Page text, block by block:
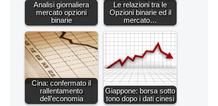
Analisi giornaliera
mercato opzioni
binarie
Le relazioni tra le
Opzioni binarie ed il
mercato…
Cina: confermato il
rallentamento
dell’economia
Giappone: borsa sotto
tono dopo i dati cinesi